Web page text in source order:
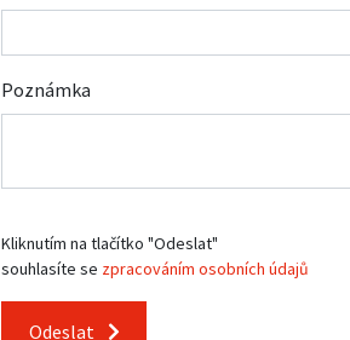
Poznámka
Kliknutím na tlačítko "Odeslat"
souhlasíte se zpracováním osobních údajů
Odeslat